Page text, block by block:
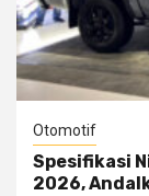
Otomotif
Spesifikasi
2026,